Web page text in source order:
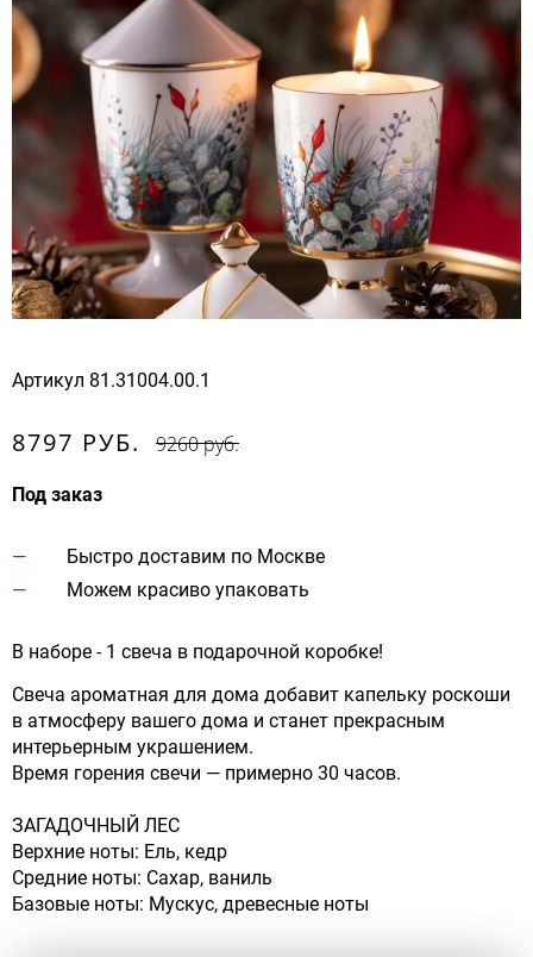
Артикул 81.31004.00.1
8797 РУБ. 9260 руб.
Под заказ
Быстро доставим по Москве
Можем красиво упаковать
В наборе - 1 свеча в подарочной коробке!
Свеча ароматная для дома добавит капельку роскоши
в атмосферу вашего дома и станет прекрасным
интерьерным украшением.
Время горения свечи — примерно 30 часов.
ЗАГАДОЧНЫЙ ЛЕС
Верхние ноты: Ель, кедр
Средние ноты: Сахар, ваниль
Базовые ноты: Мускус, древесные ноты